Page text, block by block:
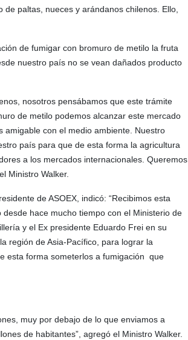
paltas, nueces y arándanos chilenos. Ello,
de fumigar con bromuro de metilo la fruta
nuestro país no se vean dañados producto
nosotros pensábamos que este trámite
de metilo podemos alcanzar este mercado
amigable con el medio ambiente. Nuestro
país para que de esta forma la agricultura
a los mercados internacionales. Queremos
Ministro Walker.
de ASOEX, indicó: “Recibimos esta
hace mucho tiempo con el Ministerio de
y el Ex presidente Eduardo Frei en su
región de Asia-Pacífico, para lograr la
esta forma someterlos a fumigación que
muy por debajo de lo que enviamos a
de habitantes”, agregó el Ministro Walker.